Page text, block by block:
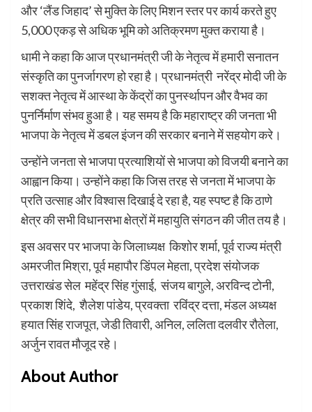
और ‘लैंड जिहाद’ से मुक्ति के लिए मिशन स्तर पर कार्य करते हुए
5,000 एकड़ से अधिक भूमि को अतिक्रमण मुक्त कराया है।
धामी ने कहा कि आज प्रधानमंत्री जी के नेतृत्व में हमारी सनातन
संस्कृति का पुनर्जागरण हो रहा है। प्रधानमंत्री नरेंद्र मोदी जी के
सशक्त नेतृत्व में आस्था के केंद्रों का पुनर्स्थापन और वैभव का
पुनर्निर्माण संभव हुआ है। यह समय है कि महाराष्ट्र की जनता भी
भाजपा के नेतृत्व में डबल इंजन की सरकार बनाने में सहयोग करे।
उन्होंने जनता से भाजपा प्रत्याशियों से भाजपा को विजयी बनाने का
आह्वान किया। उन्होंने कहा कि जिस तरह से जनता में भाजपा के
प्रति उत्साह और विश्वास दिखाई दे रहा है, यह स्पष्ट है कि ठाणे
क्षेत्र की सभी विधानसभा क्षेत्रों में महायुति संगठन की जीत तय है।
इस अवसर पर भाजपा के जिलाध्यक्ष किशोर शर्मा, पूर्व राज्य मंत्री
अमरजीत मिश्रा, पूर्व महापौर डिंपल मेहता, प्रदेश संयोजक
उत्तराखंड सेल महेंद्र सिंह गुंसाई, संजय बागुले, अरविन्द टोनी,
प्रकाश शिंदे, शैलेश पांडेय, प्रवक्ता रविंद्र दत्ता, मंडल अध्यक्ष
हयात सिंह राजपूत, जेडी तिवारी, अनिल, ललिता दलवीर रौतेला,
अर्जुन रावत मौजूद रहे।
About Author